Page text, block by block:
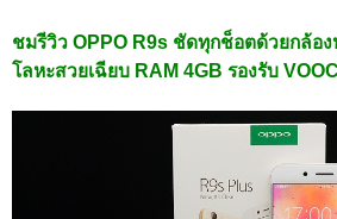
ชมรีวิว OPPO R9s ชัดทุกช็อตด้วยกล้อ
โลหะสวยเฉียบ RAM 4GB รองรับ